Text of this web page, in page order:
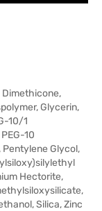
Dimethicone,
Glycerin,
10/1
10
Glycol,
Hectorite,
Silica, Zinc